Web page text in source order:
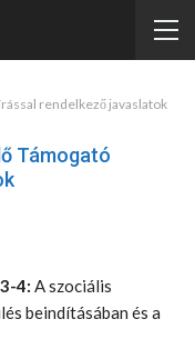
rendelkező javaslatok
Támogató
4: A szociális
beindításában és a